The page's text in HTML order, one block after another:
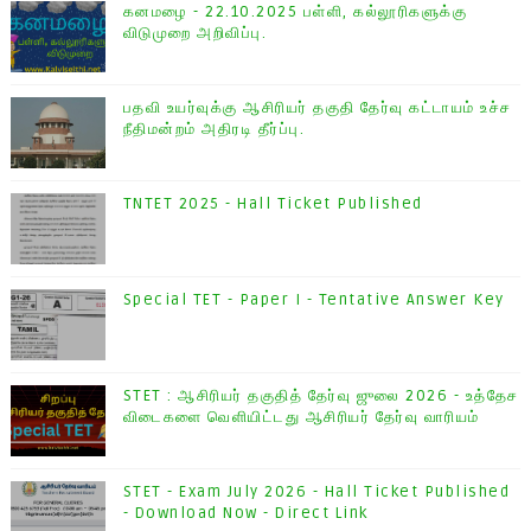
கனமழை - 22.10.2025 பள்ளி, கல்லூரிகளுக்கு
விடுமுறை அறிவிப்பு.
பதவி உயர்வுக்கு ஆசிரியர் தகுதி தேர்வு கட்டாயம் உச்ச
நீதிமன்றம் அதிரடி தீர்ப்பு.
TNTET 2025 - Hall Ticket Published
Special TET - Paper I - Tentative Answer Key
STET : ஆசிரியர் தகுதித் தேர்வு ஜுலை 2026 - உத்தேச
விடைகளை வெளியிட்டது ஆசிரியர் தேர்வு வாரியம்
STET - Exam July 2026 - Hall Ticket Published
- Download Now - Direct Link